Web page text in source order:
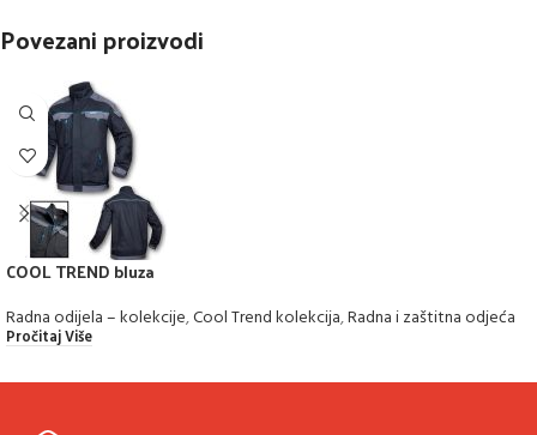
Povezani proizvodi
COOL TREND bluza
Radna odijela – kolekcije,Cool Trend kolekcija,Radna i zaštitna odjeća
Pročitaj Više